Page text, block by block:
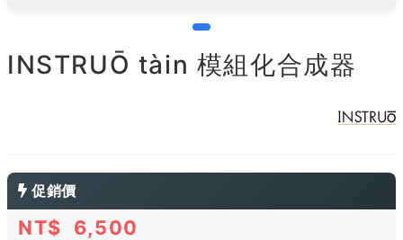
INSTRUŌ tàin 模組化合成器
促銷價
NT$ 6,500